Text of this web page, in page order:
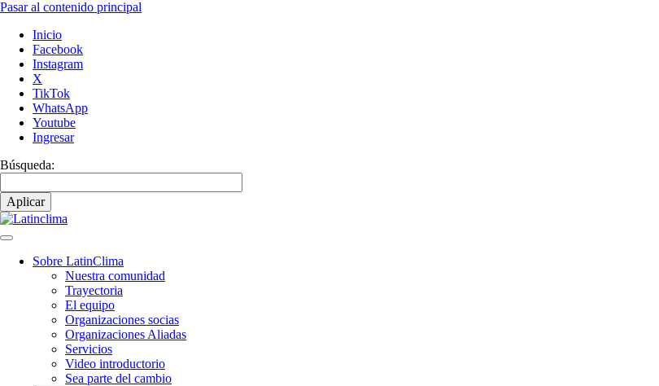
Pasar al contenido principal
Inicio
Facebook
Instagram
X
TikTok
WhatsApp
Youtube
Ingresar
Búsqueda:
Navegación
Sobre LatinClima
Nuestra comunidad
Trayectoria
El equipo
Organizaciones socias
Organizaciones Aliadas
Servicios
Video introductorio
Sea parte del cambio